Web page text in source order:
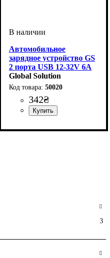
Автомобильное
зарядное устройство GS
2 порта USB 12-32V 6А
(черный) быстрая
зарядка 30W
Global Solution
50020
342₴
3